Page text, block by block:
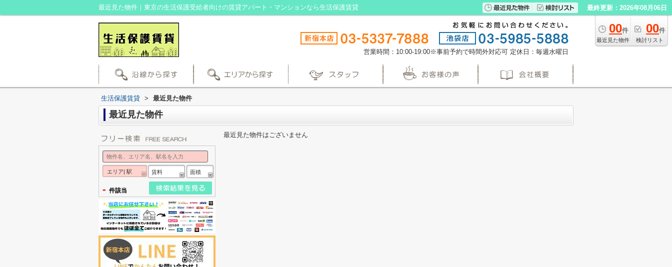
最近見た物件｜東京の生活保護受給者向けの賃貸アパート・マンションなら生活保護賃貸 最終更新：2026年08月06日
00件
最近見た物件
00件
検討リスト
営業時間：10:00-19:00※事前予約で時間外対応可 定休日：毎週水曜日
生活保護賃貸 > 最近見た物件
最近見た物件
最近見た物件はございません
エリア| 駅 賃料 面積
- 件該当